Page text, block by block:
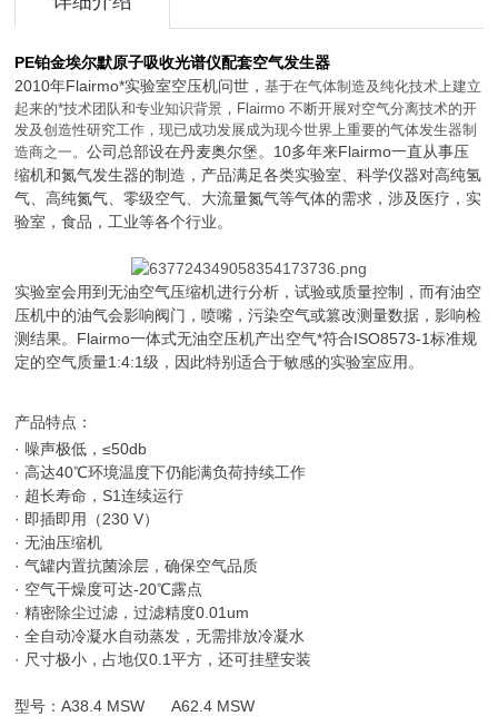
PE铂金埃尔默原子吸收光谱仪配套空气发生器
2010年Flairmo*实验室空压机问世，基于在气体制造及纯化技术上建立
起来的*技术团队和专业知识背景，Flairmo 不断开展对空气分离技术的开
发及创造性研究工作，现已成功发展成为现今世界上重要的气体发生器制
造商之一。公司总部设在丹麦奥尔堡。10多年来Flairmo一直从事压
缩机和氮气发生器的制造，产品满足各类实验室、科学仪器对高纯氢
气、高纯氮气、零级空气、大流量氮气等气体的需求，涉及医疗，实
验室，食品，工业等各个行业。
实验室会用到无油空气压缩机进行分析，试验或质量控制，而有油空
压机中的油气会影响阀门，喷嘴，污染空气或篡改测量数据，影响检
测结果。Flairmo一体式无油空压机产出空气*符合ISO8573-1标准规
定的空气质量1:4:1级，因此特别适合于敏感的实验室应用。
产品特点：
· 噪声极低，≤50db
· 高达40℃环境温度下仍能满负荷持续工作
· 超长寿命，S1连续运行
· 即插即用（230 V）
· 无油压缩机
· 气罐内置抗菌涂层，确保空气品质
· 空气干燥度可达-20℃露点
· 精密除尘过滤，过滤精度0.01um
· 全自动冷凝水自动蒸发，无需排放冷凝水
· 尺寸极小，占地仅0.1平方，还可挂壁安装
型号：A38.4 MSW A62.4 MSW